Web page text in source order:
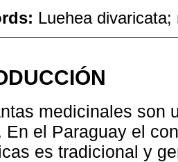
Luehea
medicinales son
En el Paraguay el
es tradicional y